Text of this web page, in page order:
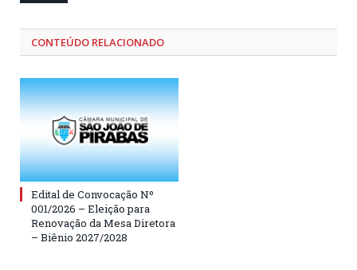
CONTEÚDO RELACIONADO
Edital de Convocação Nº
001/2026 – Eleição para
Renovação da Mesa Diretora
– Biênio 2027/2028